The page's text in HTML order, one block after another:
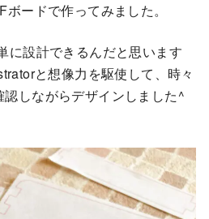
ードで作ってみました。
に設計できるんだと思います
と想像力を駆使して、時々
しながらデザインしました^